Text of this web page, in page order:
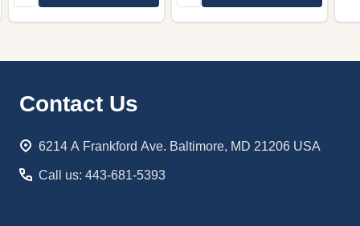
Footer
Contact Us
6214 A Frankford Ave. Baltimore, MD 21206 USA
Call us: 443-681-5393